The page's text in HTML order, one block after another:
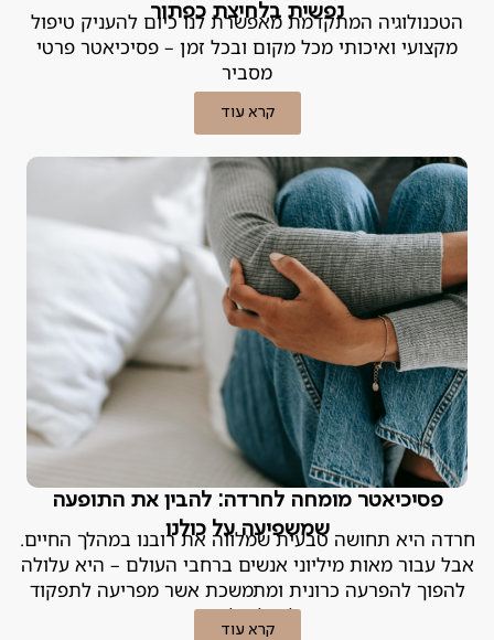
נפשית בלחיצת כפתור
הטכנולוגיה המתקדמת מאפשרת לנו כיום להעניק טיפול
מקצועי ואיכותי מכל מקום ובכל זמן – פסיכיאטר פרטי
מסביר
קרא עוד
פסיכיאטר מומחה לחרדה: להבין את התופעה
שמשפיעה על כולנו
חרדה היא תחושה טבעית שמלווה את רובנו במהלך החיים.
אבל עבור מאות מיליוני אנשים ברחבי העולם – היא עלולה
להפוך להפרעה כרונית ומתמשכת אשר מפריעה לתפקוד
היומיומי וליכולת ליהנות מהחיים
קרא עוד